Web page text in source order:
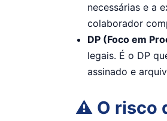
necessárias e a
colaborador
DP (Foco em
legais. É o DP
assinado e
⚠️ O risco